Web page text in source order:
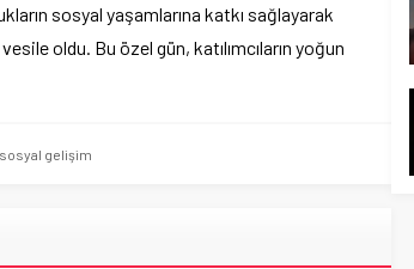
sosyal yaşamlarına katkı sağlayarak
oldu. Bu özel gün, katılımcıların yoğun
sosyal gelişim